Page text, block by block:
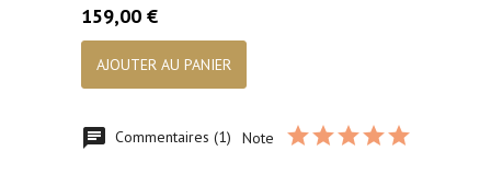
Prix
159,00 €
AJOUTER AU PANIER
Commentaires (1) Note